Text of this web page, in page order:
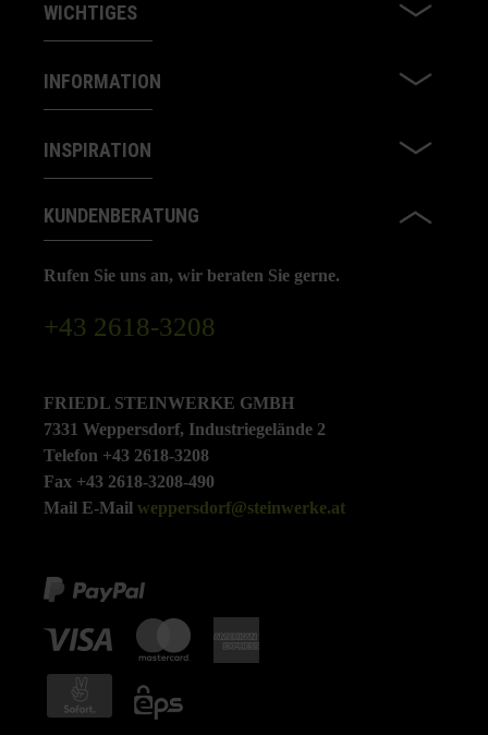
WICHTIGES
INFORMATION
INSPIRATION
KUNDENBERATUNG
Rufen Sie uns an, wir beraten Sie gerne.
+43 2618-3208
FRIEDL STEINWERKE GMBH
7331 Weppersdorf, Industriegelände 2
Telefon +43 2618-3208
Fax +43 2618-3208-490
Mail E-Mail weppersdorf@steinwerke.at